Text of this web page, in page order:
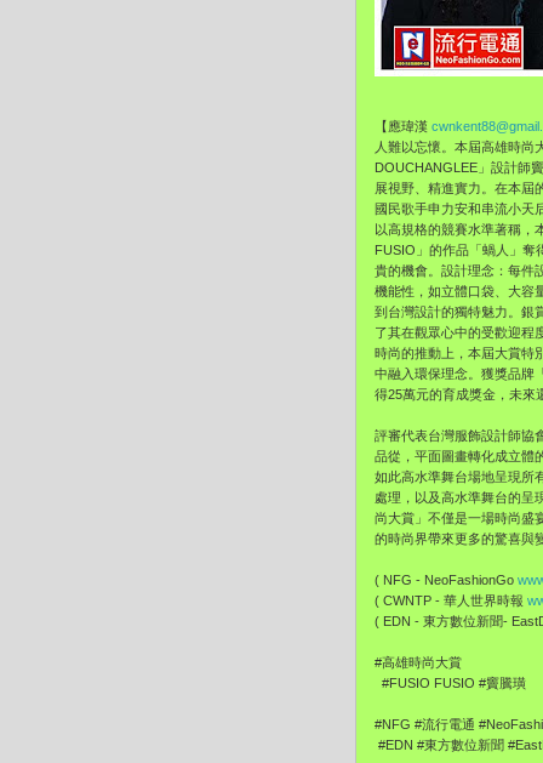
【應瑋漢
人難以忘懷。 本屆高雄時尚
DOUCHANGLEE」設計師
展視野、精進實力。在本屆
國民歌手申力安和串流小天
以高規格的競賽水準著稱，
FUSIO」的作品「蝸人」奪
貴的機會。設計理念：每件
機能性， 如立體口袋、大容
到台灣設計的獨特魅力。銀
了其在觀眾心中的受歡迎程
時尚的推動上，本屆大賞特
中融入環保理念。獲獎品牌
得25萬元的育成獎金， 未來
評審代表台灣服飾設計師協
品從，平面圖畫轉化成立體
如此高水準舞台場地呈現所
處理， 以及高水準舞台的呈
尚大賞」不僅是一場時尚盛
的時尚界帶來更多的驚喜與
( NFG - NeoFashionGo
( CWNTP - 華人世界時報
( EDN - 東方數位新聞-
#高雄時尚大賞
#FUSIO FUSIO #竇騰璜
#NFG #流行電通
#EDN #東方數位新聞